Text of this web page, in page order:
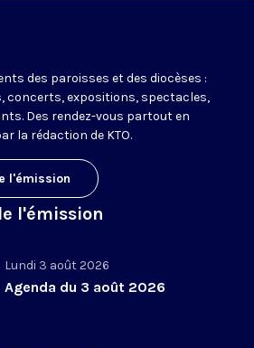
des paroisses et des diocèses :
concerts, expositions, spectacles,
Des rendez-vous partout en
la rédaction de KTO.
l'émission
l'émission
Lundi 3 août 2026
Agenda du 3 août 2026